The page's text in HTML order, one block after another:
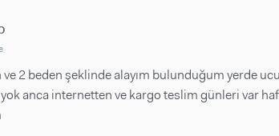
ve 2 beden şeklinde alayım bulunduğum yerde
anca internetten ve kargo teslim günleri var